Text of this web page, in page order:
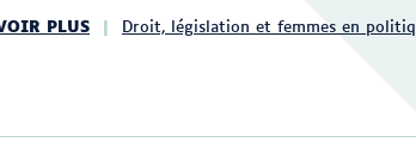
PLUS Droit, législation et femmes en